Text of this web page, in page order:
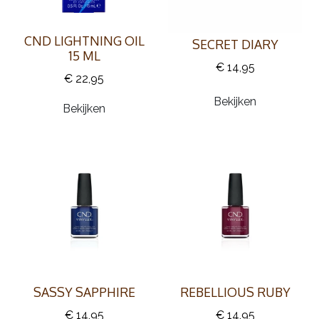
CND LIGHTNING OIL
15 ML
€ 22,95
Bekijken
SECRET DIARY
€ 14,95
Bekijken
SASSY SAPPHIRE
€ 14,95
REBELLIOUS RUBY
€ 14,95